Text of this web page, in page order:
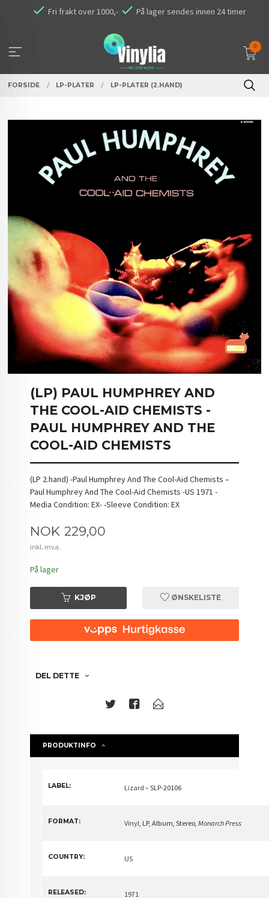
Fri frakt over 1000,- På lager sendes innen 24 timer
0
FORSIDE LP-PLATER LP-PLATER (2.HAND)
(LP) PAUL HUMPHREY AND
THE COOL-AID CHEMISTS -
PAUL HUMPHREY AND THE
COOL-AID CHEMISTS
(LP 2.hand) -Paul Humphrey And The Cool-Aid Chemists –
Paul Humphrey And The Cool-Aid Chemists -US 1971 -
Media Condition: EX- -Sleeve Condition: EX
Pris
NOK 229,00
inkl. mva.
På lager
KJØP ØNSKELISTE
DEL DETTE
PRODUKTINFO
LABEL: Lizard – SLP-20106
FORMAT: Vinyl , LP, Album, Stereo ,Monarch Press
COUNTRY: US
RELEASED: 1971